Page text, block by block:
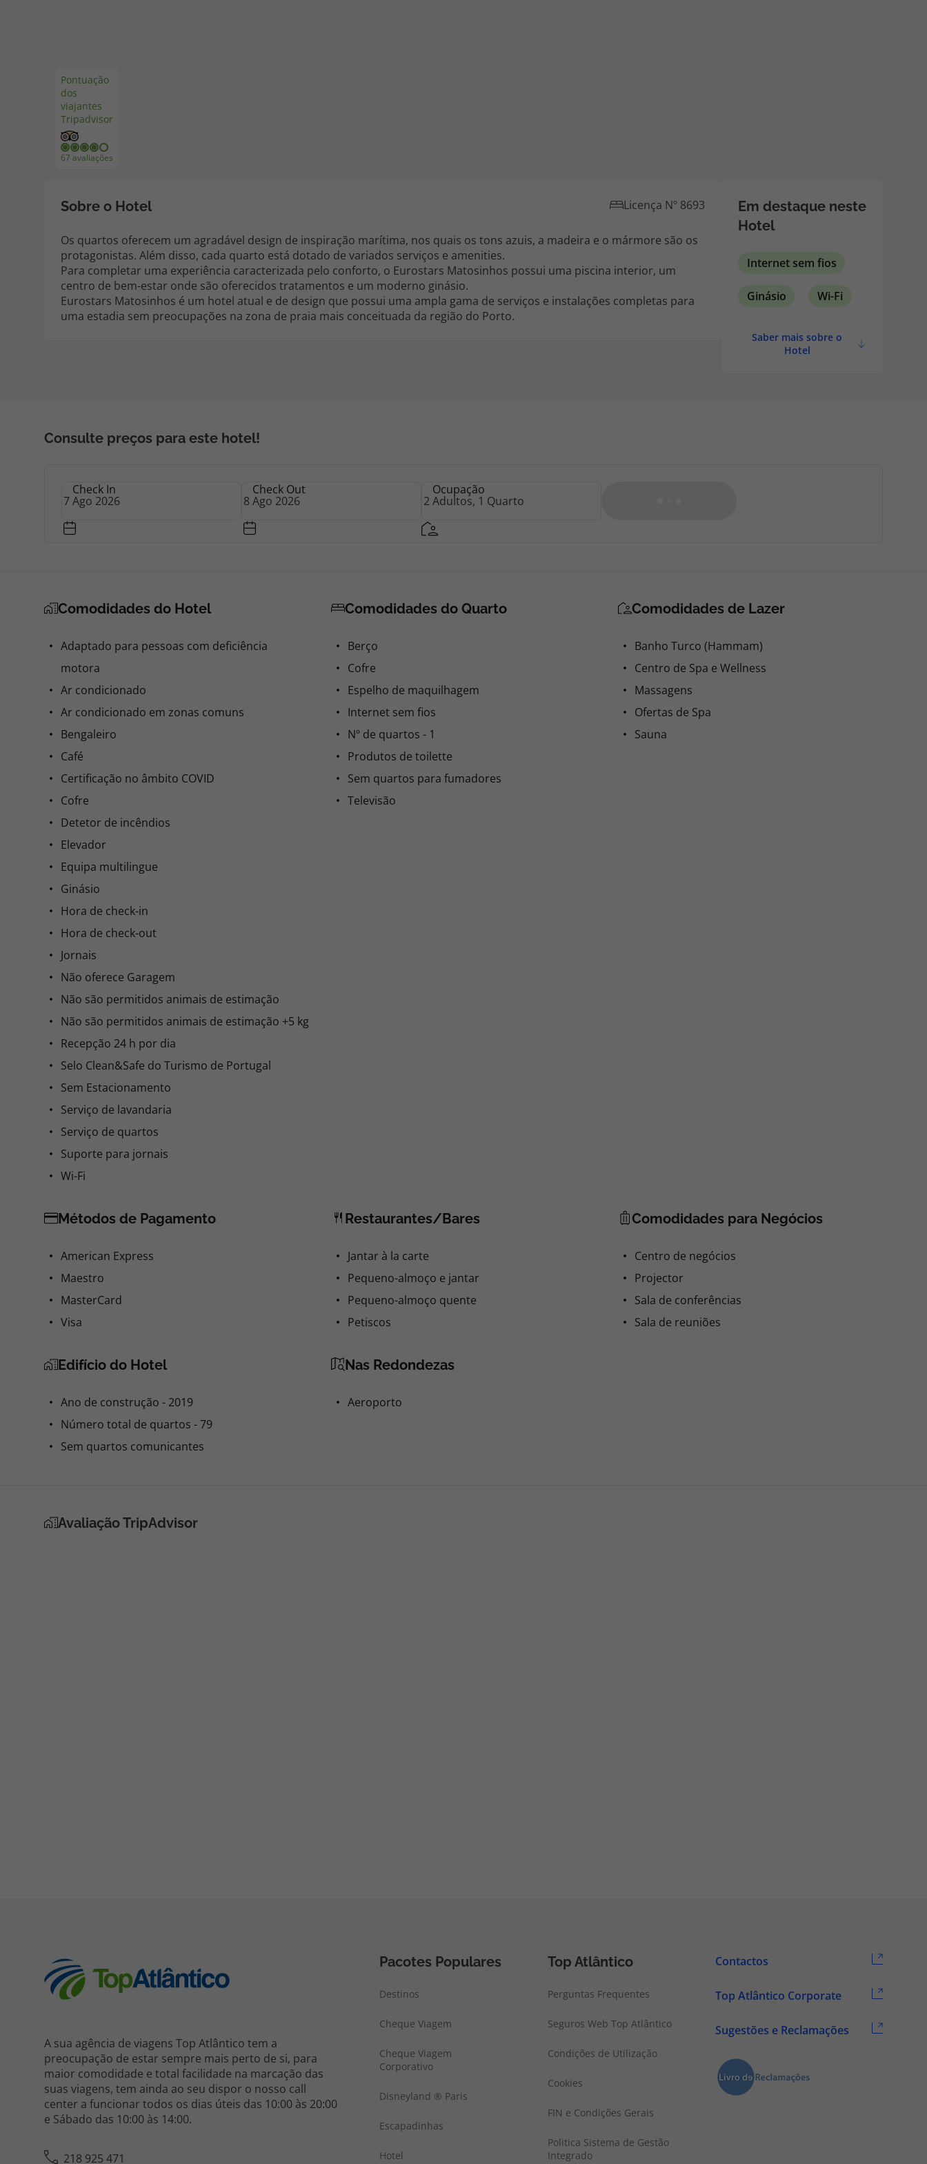
Disneyland ® Paris
Pontuação
dos
viajantes
Tripadvisor
67 avaliações
Sobre o Hotel Licença Nº 8693
Os quartos oferecem um agradável design de inspiração marítima, nos quais os tons azuis, a madeira e o mármore são os
protagonistas. Além disso, cada quarto está dotado de variados serviços e amenities.
Para completar uma experiência caracterizada pelo conforto, o Eurostars Matosinhos possui uma piscina interior, um
centro de bem-estar onde são oferecidos tratamentos e um moderno ginásio.
Eurostars Matosinhos é um hotel atual e de design que possui uma ampla gama de serviços e instalações completas para
uma estadia sem preocupações na zona de praia mais conceituada da região do Porto.
Em destaque neste
Hotel
Internet sem fios
Ginásio Wi-Fi
Saber mais sobre o
Hotel
Consulte preços para este hotel!
Check In Check Out Ocupação
Comodidades do Hotel
Adaptado para pessoas com deficiência
motora
Ar condicionado
Ar condicionado em zonas comuns
Bengaleiro
Café
Certificação no âmbito COVID
Cofre
Detetor de incêndios
Elevador
Equipa multilingue
Ginásio
Hora de check-in
Hora de check-out
Jornais
Não oferece Garagem
Não são permitidos animais de estimação
Não são permitidos animais de estimação +5 kg
Recepção 24 h por dia
Selo Clean&Safe do Turismo de Portugal
Sem Estacionamento
Serviço de lavandaria
Serviço de quartos
Suporte para jornais
Wi-Fi
Comodidades do Quarto
Berço
Cofre
Espelho de maquilhagem
Internet sem fios
Nº de quartos - 1
Produtos de toilette
Sem quartos para fumadores
Televisão
Comodidades de Lazer
Banho Turco (Hammam)
Centro de Spa e Wellness
Massagens
Ofertas de Spa
Sauna
Métodos de Pagamento
American Express
Maestro
MasterCard
Visa
Restaurantes/Bares
Jantar à la carte
Pequeno-almoço e jantar
Pequeno-almoço quente
Petiscos
Comodidades para Negócios
Centro de negócios
Projector
Sala de conferências
Sala de reuniões
Edifício do Hotel
Ano de construção - 2019
Número total de quartos - 79
Sem quartos comunicantes
Nas Redondezas
Aeroporto
Avaliação TripAdvisor
A sua agência de viagens Top Atlântico tem a
preocupação de estar sempre mais perto de si, para
maior comodidade e total facilidade na marcação das
suas viagens, tem ainda ao seu dispor o nosso call
center a funcionar todos os dias úteis das 10:00 às 20:00
e Sábado das 10:00 às 14:00.
218 925 471
Pacotes Populares
Destinos
Cheque Viagem
Cheque Viagem
Corporativo
Disneyland ® Paris
Escapadinhas
Hotel
Top Atlântico
Perguntas Frequentes
Seguros Web Top Atlântico
Condições de Utilização
Cookies
FIN e Condições Gerais
Politica Sistema de Gestão
Integrado
Contactos
Top Atlântico Corporate
Sugestões e Reclamações